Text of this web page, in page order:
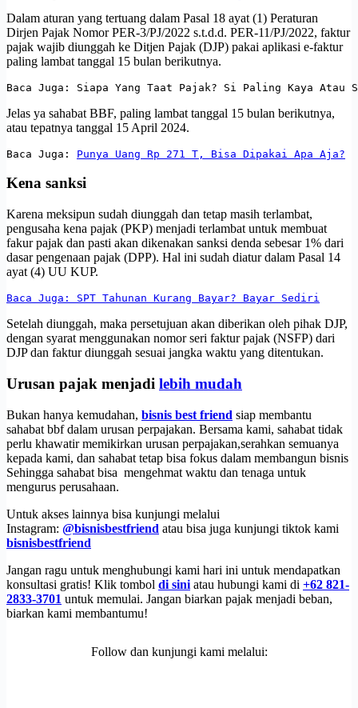
Dalam aturan yang tertuang dalam Pasal 18 ayat (1) Peraturan
Dirjen Pajak Nomor PER-3/PJ/2022 s.t.d.d. PER-11/PJ/2022, faktur
pajak wajib diunggah ke Ditjen Pajak (DJP) pakai aplikasi e-faktur
paling lambat tanggal 15 bulan berikutnya.
Baca Juga: Siapa Yang Taat Pajak? Si Paling Kaya Atau
Jelas ya sahabat BBF, paling lambat tanggal 15 bulan berikutnya,
atau tepatnya tanggal 15 April 2024.
Baca Juga: Punya Uang Rp 271 T, Bisa Dipakai Apa Aja?
Kena sanksi
Karena meksipun sudah diunggah dan tetap masih terlambat,
pengusaha kena pajak (PKP) menjadi terlambat untuk membuat
fakur pajak dan pasti akan dikenakan sanksi denda sebesar 1% dari
dasar pengenaan pajak (DPP). Hal ini sudah diatur dalam Pasal 14
ayat (4) UU KUP.
Baca Juga: SPT Tahunan Kurang Bayar? Bayar Sediri
Setelah diunggah, maka persetujuan akan diberikan oleh pihak DJP,
dengan syarat menggunakan nomor seri faktur pajak (NSFP) dari
DJP dan faktur diunggah sesuai jangka waktu yang ditentukan.
Urusan pajak menjadi lebih mudah
Bukan hanya kemudahan, bisnis best friend siap membantu
sahabat bbf dalam urusan perpajakan. Bersama kami, sahabat tidak
perlu khawatir memikirkan urusan perpajakan,serahkan semuanya
kepada kami, dan sahabat tetap bisa fokus dalam membangun bisnis
Sehingga sahabat bisa mengehmat waktu dan tenaga untuk
mengurus perusahaan.
Untuk akses lainnya bisa kunjungi melalui
Instagram: @bisnisbestfriend atau bisa juga kunjungi tiktok kami
bisnisbestfriend
Jangan ragu untuk menghubungi kami hari ini untuk mendapatkan
konsultasi gratis! Klik tombol di sini atau hubungi kami di +62 821-
2833-3701 untuk memulai. Jangan biarkan pajak menjadi beban,
biarkan kami membantumu!
Follow dan kunjungi kami melalui: